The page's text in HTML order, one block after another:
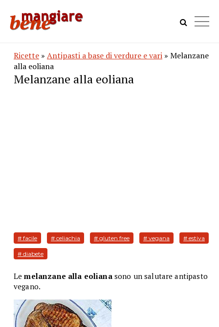
Ricette » Antipasti a base di verdure e vari » Melanzane
alla eoliana
Melanzane alla eoliana
# facile # celiachia # gluten free # vegana # estiva
# diabete
Le melanzane alla eolianasono un salutare antipasto
vegano.